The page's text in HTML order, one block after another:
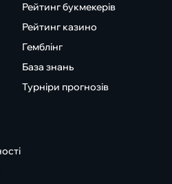
Рейтинг букмекерів
Рейтинг казино
Гемблінг
База знань
Турніри прогнозів